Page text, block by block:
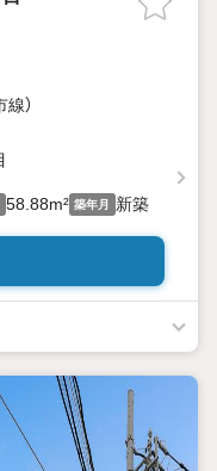
）
58.88m² 築年月 新築